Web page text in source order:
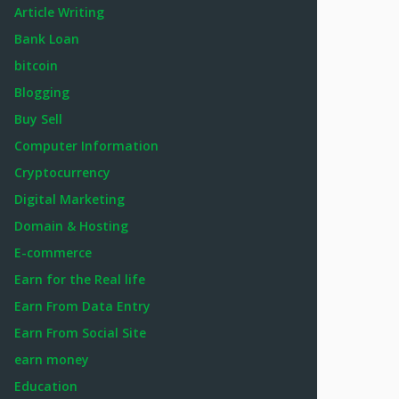
Article Writing
Bank Loan
bitcoin
Blogging
Buy Sell
Computer Information
Cryptocurrency
Digital Marketing
Domain & Hosting
E-commerce
Earn for the Real life
Earn From Data Entry
Earn From Social Site
earn money
Education